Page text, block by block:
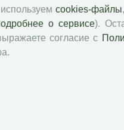
cookies-файлы
о сервисе).
согласие с